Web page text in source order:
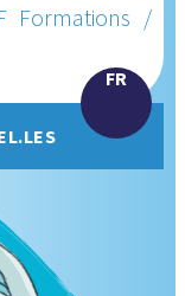
Formations /
FR